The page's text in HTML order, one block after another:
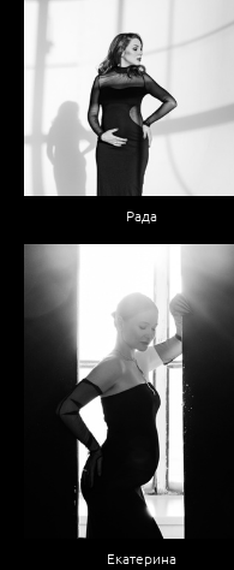
Рада
Екатерина